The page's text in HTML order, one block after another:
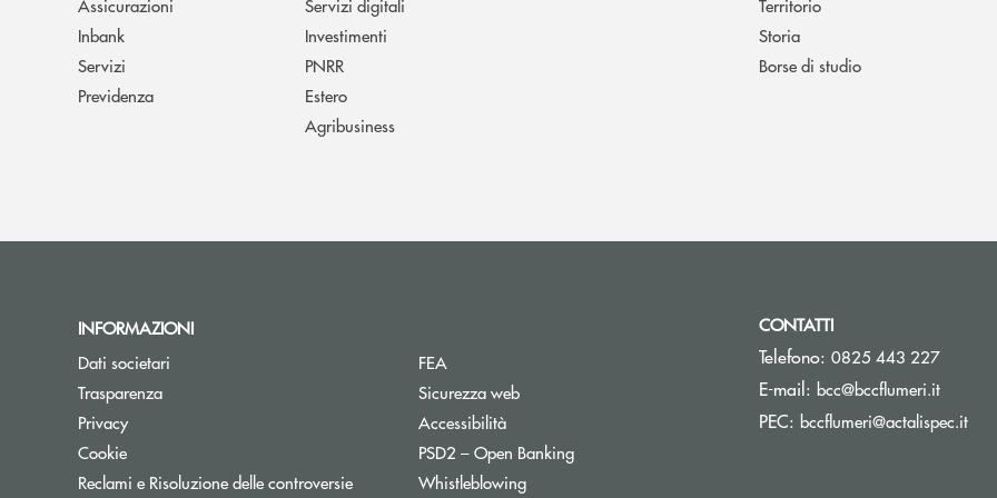
Assicurazioni
Inbank
Servizi
Previdenza
Servizi digitali
Investimenti
PNRR
Estero
Agribusiness
Territorio
Storia
Borse di studio
INFORMAZIONI
Dati societari
Trasparenza
Privacy
Cookie
Reclami e Risoluzione delle controversie
FEA
Sicurezza web
Accessibilità
PSD2 – Open BankingApre una nuova finestra
Whistleblowing
CONTATTI
Telefono: 0825 443 227
E-mail: bcc@bccflumeri.it(si
PEC: bccflumeri@actalispec.it(si